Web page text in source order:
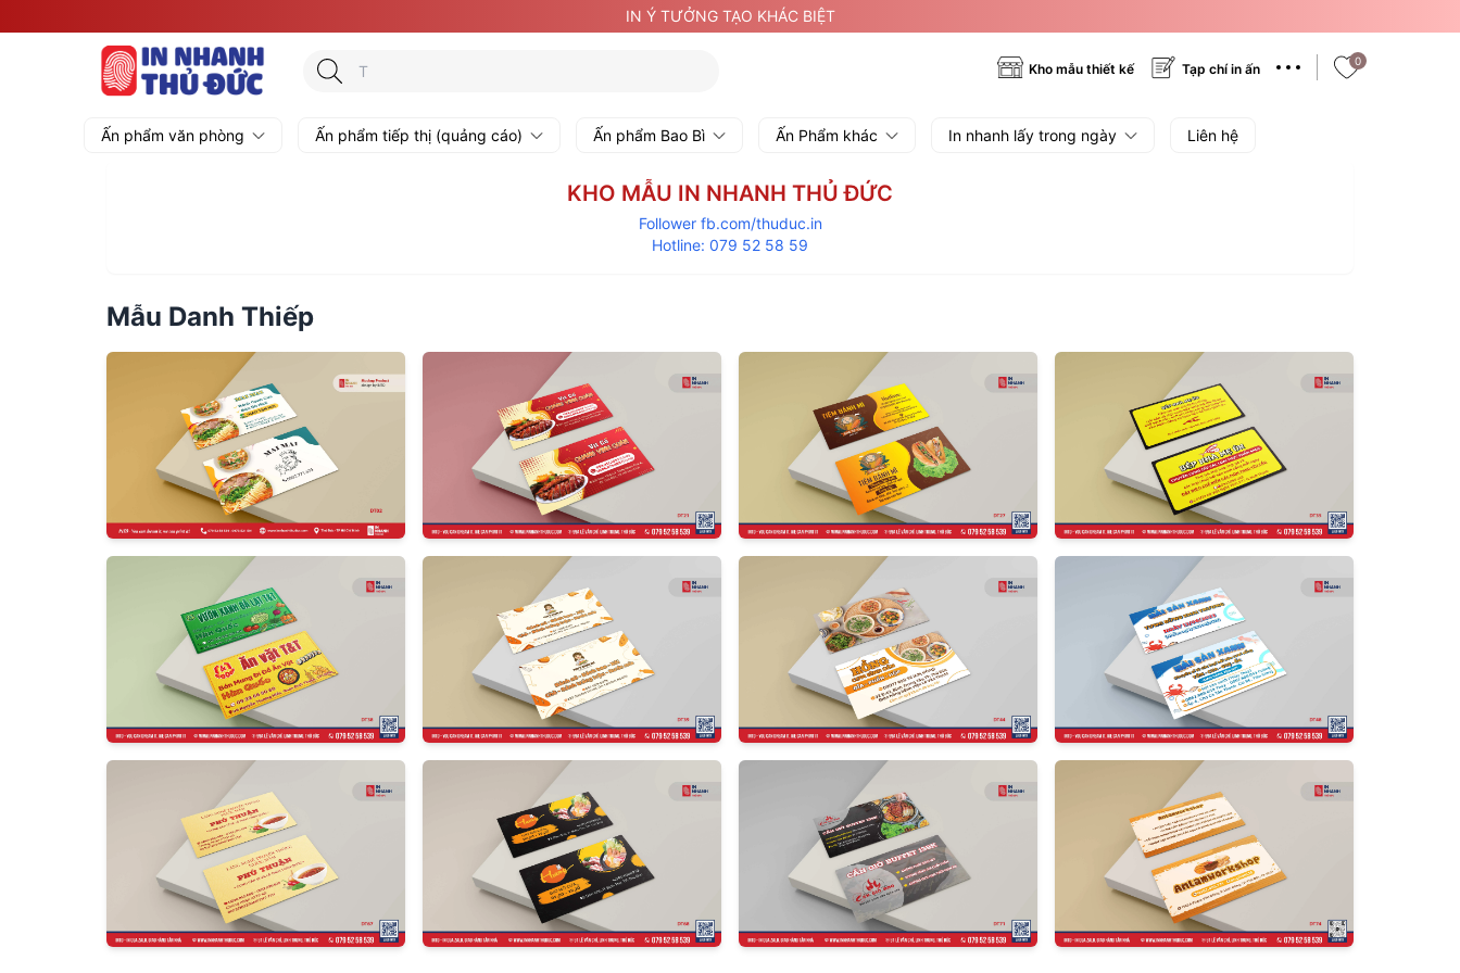
IN Ý TƯỞNG TẠO KHÁC BIỆT
Kho mẫu thiết kế Tạp chí in ấn 0
Ấn phẩm văn phòng Ấn phẩm tiếp thị (quảng cáo) Ấn phẩm Bao Bì Ấn Phẩm khác In nhanh lấy trong ngày Liên hệ
MẪU DANH THIẾP QUÁN ĂN
MẪU DANH THIẾP QUÁN ĂN
KHO MẪU IN NHANH THỦ ĐỨC
Follower fb.com/thuduc.in
Hotline: 079 52 58 59
Mẫu Danh Thiếp